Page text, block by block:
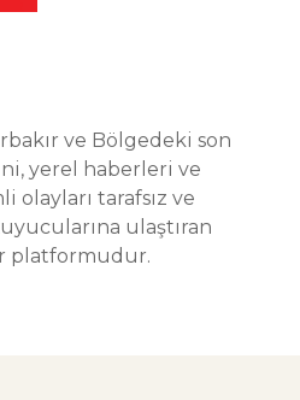
ve Bölgedeki son
yerel haberleri ve
olayları tarafsız ve
ulaştıran
platformudur.